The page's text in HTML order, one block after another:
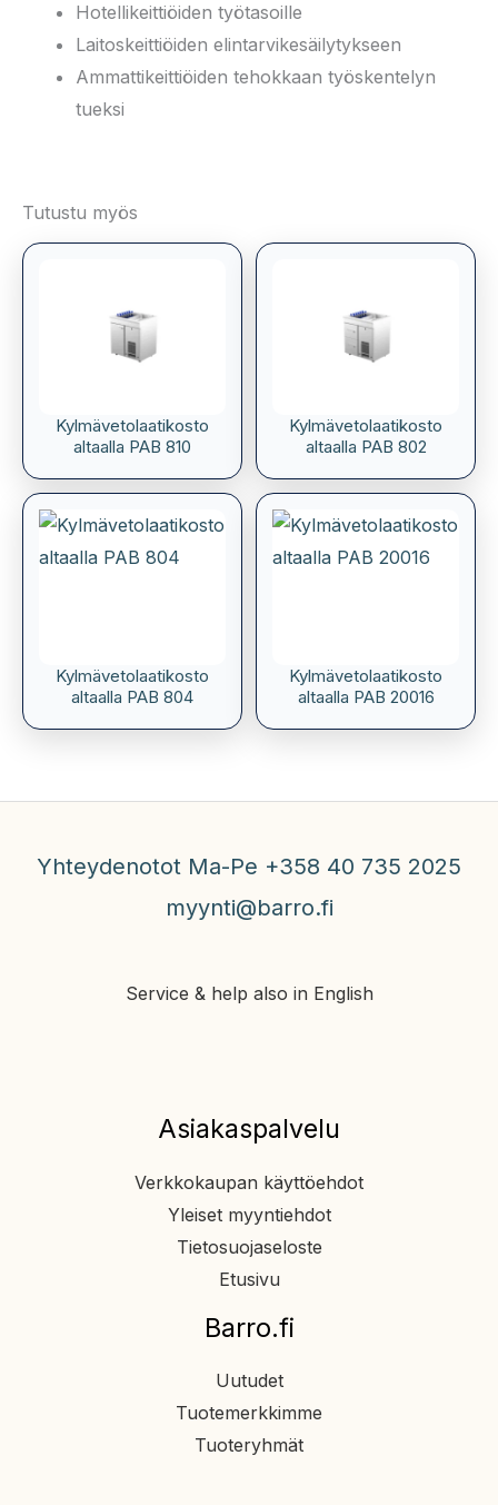
Hotellikeittiöiden työtasoille
Laitoskeittiöiden elintarvikesäilytykseen
Ammattikeittiöiden tehokkaan työskentelyn
tueksi
Tutustu myös
Kylmävetolaatikosto
altaalla PAB 810
Kylmävetolaatikosto
altaalla PAB 802
Kylmävetolaatikosto
altaalla PAB 804
Kylmävetolaatikosto
altaalla PAB 20016
Yhteydenotot Ma-Pe +358 40 735 2025
myynti@barro.fi
Service & help also in English
Asiakaspalvelu
Verkkokaupan käyttöehdot
Yleiset myyntiehdot
Tietosuojaseloste
Etusivu
Barro.fi
Uutudet
Tuotemerkkimme
Tuoteryhmät